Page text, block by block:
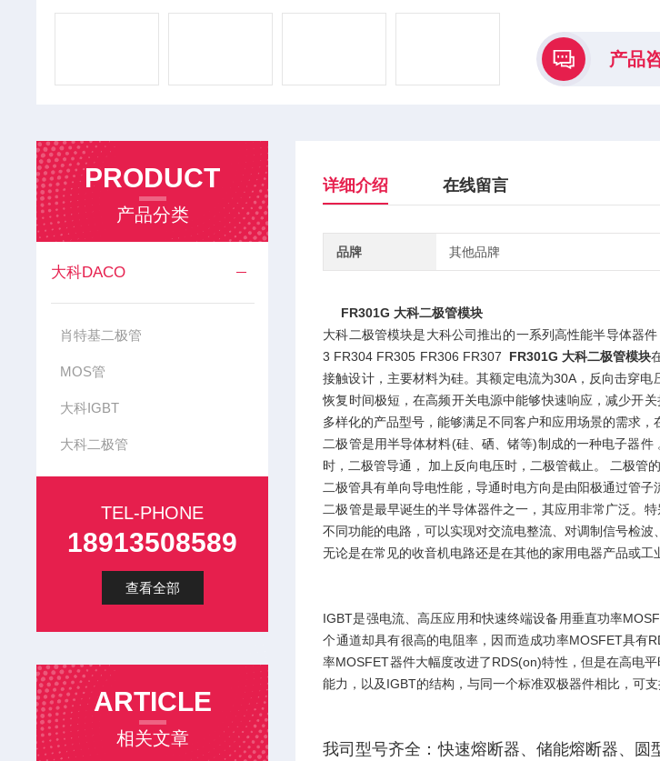
产品
PRODUCT
产品分类
大科DACO
肖特基二极管
MOS管
大科IGBT
大科二极管
TEL-PHONE
18913508589
查看全部
ARTICLE
相关文章
详细介绍 在线留言
品牌 其他品牌
FR301G 大科二极管模块
大科二极管模块是大科公司推出的一系列高性能半导体器
3 FR304 FR305 FR306 FR307 FR301G 大科二极管模块
接触设计，主要材料为硅。其额定电流为30A，反向击穿
恢复时间极短，在高频开关电源中能够快速响应，减少开
多样化的产品型号，能够满足不同客户和应用场景的需求，
二极管是用半导体材料(硅、硒、锗等)制成的一种电子器
时，二极管导通， 加上反向电压时，二极管截止。 二极管
二极管具有单向导电性能，导通时电方向是由阳极通过管子
二极管是最早诞生的半导体器件之一，其应用非常广泛。
不同功能的电路，可以实现对交流电整流、对调制信号检波
无论是在常见的收音机电路还是在其他的家用电器产品或工
IGBT是强电流、高压应用和快速终端设备用垂直功率
个通道却具有很高的电阻率，因而造成功率MOSFET具有
率MOSFET器件大幅度改进了RDS(on)特性，但是在高电
能力，以及IGBT的结构，与同一个标准双极器件相比，可
我司型号齐全：快速熔断器、储能熔断器、